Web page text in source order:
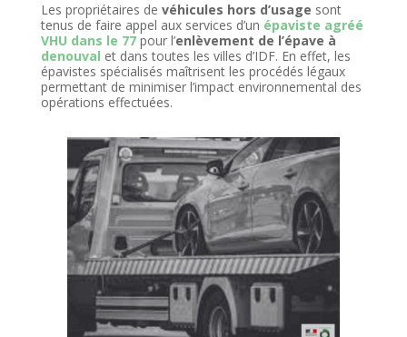
Les propriétaires de véhicules hors d’usage sont
tenus de faire appel aux services d’un épaviste agréé
VHU dans le 77pour l’enlèvement de l’épave à
denouval et dans toutes les villes d’IDF. En effet, les
épavistes spécialisés maîtrisent les procédés légaux
permettant de minimiser l’impact environnemental des
opérations effectuées.